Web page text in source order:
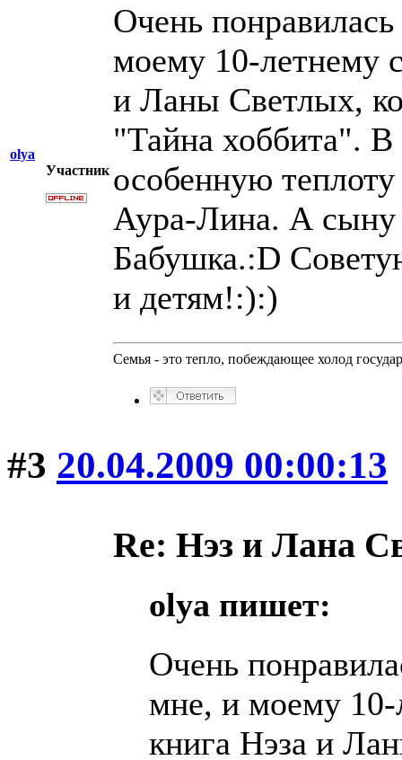
olya
Участник
Очень
моему 10-летнему
и Ланы Светлых,
"Тайна хоббита".
особенную
Аура-Лина. А сыну
Бабушка.:D
и детям!:):)
Семья - это тепло, побеждающее холод
#3 20.04.2009 00:00:13
Re: Нэз и Лана
olya пишет:
Очень
мне, и моему 10-
книга Нэза и